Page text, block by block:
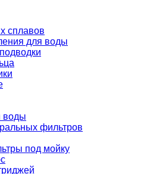
сплавов
для воды
воды
фильтров
под мойку